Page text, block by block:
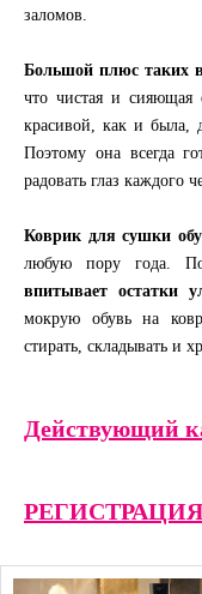
заломов.
Большой плюс таких
что чистая и сияющая
красивой, как и была,
Поэтому она всегда
радовать глаз каждого
Коврик для сушки
любую пору года.
впитывает остатки
мокрую обувь на
стирать, складывать и
Действующий